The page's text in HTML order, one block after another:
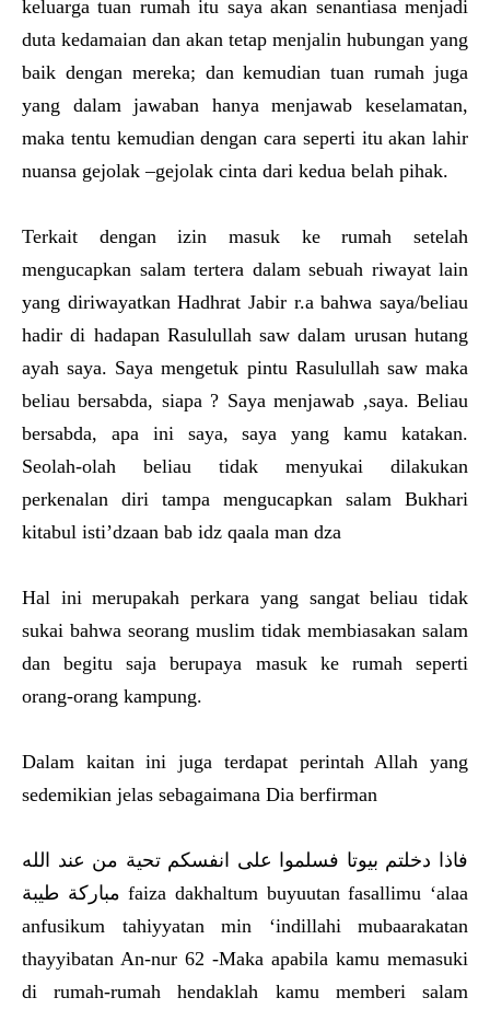
keluarga tuan rumah itu saya akan senantiasa menjadi
duta kedamaian dan akan tetap menjalin hubungan yang
baik dengan mereka; dan kemudian tuan rumah juga
yang dalam jawaban hanya menjawab keselamatan,
maka tentu kemudian dengan cara seperti itu akan lahir
nuansa gejolak –gejolak cinta dari kedua belah pihak.
Terkait dengan izin masuk ke rumah setelah
mengucapkan salam tertera dalam sebuah riwayat lain
yang diriwayatkan Hadhrat Jabir r.a bahwa saya/beliau
hadir di hadapan Rasulullah saw dalam urusan hutang
ayah saya. Saya mengetuk pintu Rasulullah saw maka
beliau bersabda, siapa ? Saya menjawab ,saya. Beliau
bersabda, apa ini saya, saya yang kamu katakan.
Seolah-olah beliau tidak menyukai dilakukan
perkenalan diri tampa mengucapkan salam Bukhari
kitabul isti’dzaan bab idz qaala man dza
Hal ini merupakah perkara yang sangat beliau tidak
sukai bahwa seorang muslim tidak membiasakan salam
dan begitu saja berupaya masuk ke rumah seperti
orang-orang kampung.
Dalam kaitan ini juga terdapat perintah Allah yang
sedemikian jelas sebagaimana Dia berfirman
فاذا دخلتم بيوتا فسلموا على انفسكم تحية من عند الله
مباركة طيبة faiza dakhaltum buyuutan fasallimu ‘alaa
anfusikum tahiyyatan min ‘indillahi mubaarakatan
thayyibatan An-nur 62 -Maka apabila kamu memasuki
di rumah-rumah hendaklah kamu memberi salam